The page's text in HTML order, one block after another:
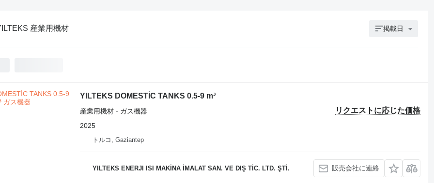
産業用機材 掲載日
YILTEKS DOMESTİC TANKS 0.5-9 m³
リクエストに応じた価格
産業用機材 - ガス機器
2025
トルコ, Gaziantep
YILTEKS ENERJI ISI MAKİNA İMALAT SAN. VE DIŞ TİC. LTD. ŞTİ. 販売会社に連絡